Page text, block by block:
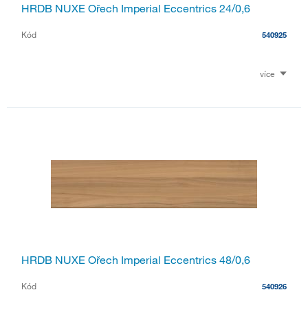
HRDB NUXE Ořech Imperial Eccentrics 24/0,6
Kód 540925
více
HRDB NUXE Ořech Imperial Eccentrics 48/0,6
Kód 540926